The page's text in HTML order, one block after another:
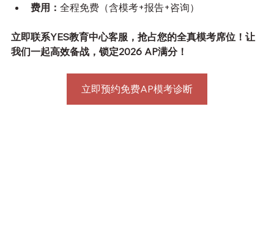
费用： 全程免费（含模考+报告+咨询）
立即联系YES教育中心客服，抢占您的全真模考席位！让
我们一起高效备战，锁定2026 AP满分！
立即预约免费AP模考诊断